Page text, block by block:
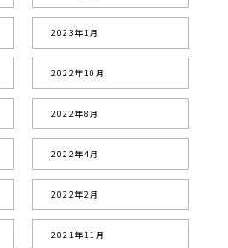
2023年1月
2022年10月
2022年8月
2022年4月
2022年2月
2021年11月